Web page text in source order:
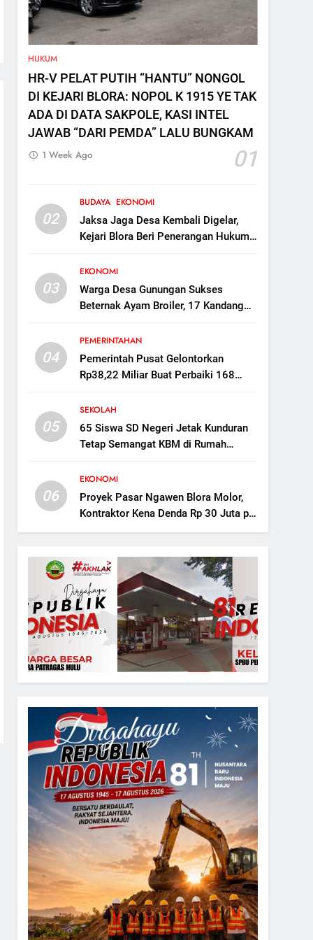
HUKUM
HR-V PELAT PUTIH “HANTU” NONGOL
DI KEJARI BLORA: NOPOL K 1915 YE TAK
ADA DI DATA SAKPOLE, KASI INTEL
JAWAB “DARI PEMDA” LALU BUNGKAM
01
1 Week Ago
02
BUDAYA EKONOMI
Jaksa Jaga Desa Kembali Digelar,
Kejari Blora Beri Penerangan Hukum
03
EKONOMI
Warga Desa Gunungan Sukses
Beternak Ayam Broiler, 17 Kandang
Dorong Ekonomi Desa
04
PEMERINTAHAN
Pemerintah Pusat Gelontorkan
Rp38,22 Miliar Buat Perbaiki 168
05
SEKOLAH
65 Siswa SD Negeri Jetak Kunduran
Tetap Semangat KBM di Rumah
06
EKONOMI
Proyek Pasar Ngawen Blora Molor,
Kontraktor Kena Denda Rp 30 Juta per
Hari